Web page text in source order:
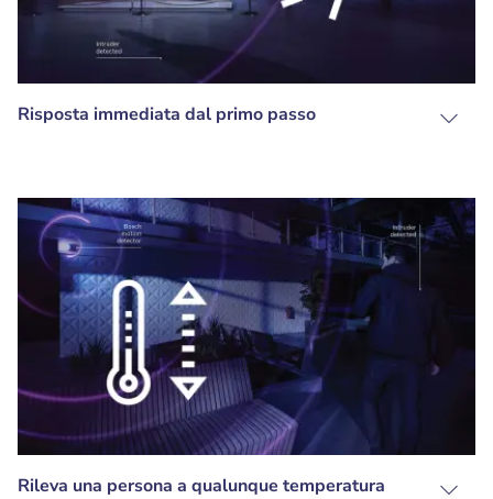
Risposta immediata dal primo passo
Rileva una persona a qualunque temperatura